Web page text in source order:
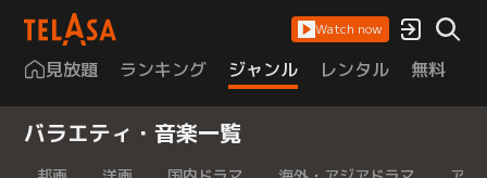
Watch now
見放題 ランキング ジャンル レンタル 無料
バラエティ・音楽一覧